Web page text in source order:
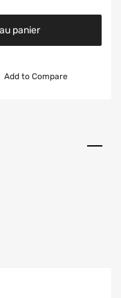
panier
Add to Compare